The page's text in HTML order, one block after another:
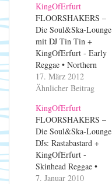
KingOfErfurt
FLOORSHAKERS –
Die Soul&Ska-Lounge
mit DJ Tin Tin +
KingOfErfurt - Early
Reggae • Northern
Soul • Rocksteady •
Rare Soul • Motown •
Mento, 2Tone
17. März 2012
Ähnlicher Beitrag
KingOfErfurt
FLOORSHAKERS –
Die Soul&Ska-Lounge
DJs: Rastabastard +
KingOfErfurt -
Skinhead Reggae •
Northern Soul • Early
7. Januar 2010